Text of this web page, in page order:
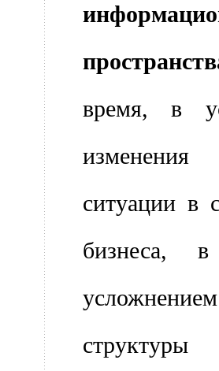
время, в
ситуации в
бизнеса,